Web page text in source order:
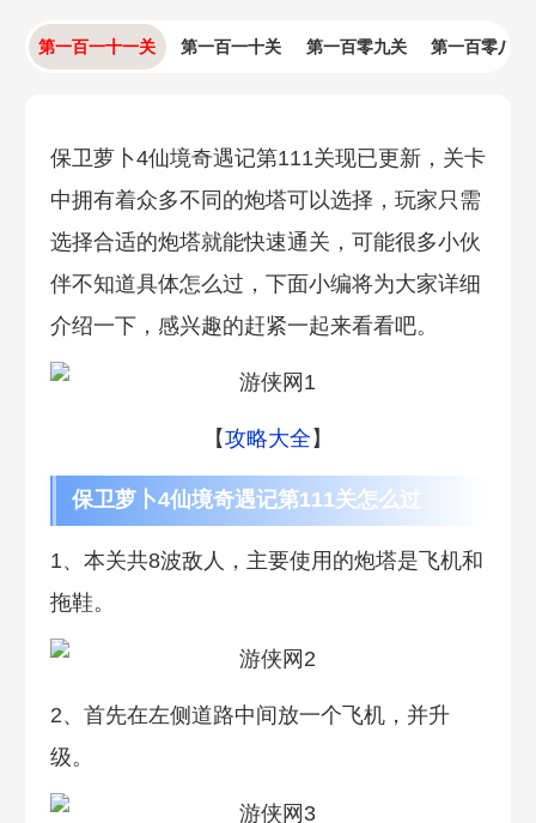
第一百一十一关 第一百一十关 第一百零九关 第一百零八关
保卫萝卜4仙境奇遇记第111关现已更新，关卡
中拥有着众多不同的炮塔可以选择，玩家只需
选择合适的炮塔就能快速通关，可能很多小伙
伴不知道具体怎么过，下面小编将为大家详细
介绍一下，感兴趣的赶紧一起来看看吧。
【攻略大全 】
保卫萝卜4仙境奇遇记第111关怎么过
1、本关共8波敌人，主要使用的炮塔是飞机和
拖鞋。
2、首先在左侧道路中间放一个飞机，并升
级。